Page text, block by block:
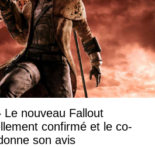
nouveau Fallout
confirmé et le co-
son avis